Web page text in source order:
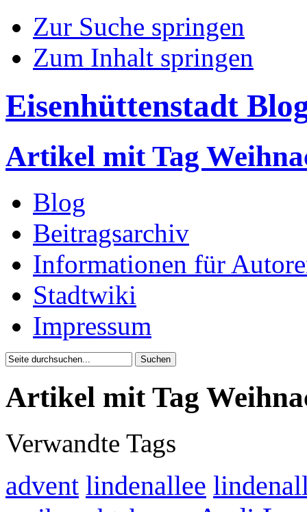
Zur Suche springen
Zum Inhalt springen
Eisenhüttenstadt
Artikel mit Tag
Blog
Beitragsarchiv
Informationen für
Stadtwiki
Impressum
Artikel mit Tag
Verwandte Tags
advent lindenallee